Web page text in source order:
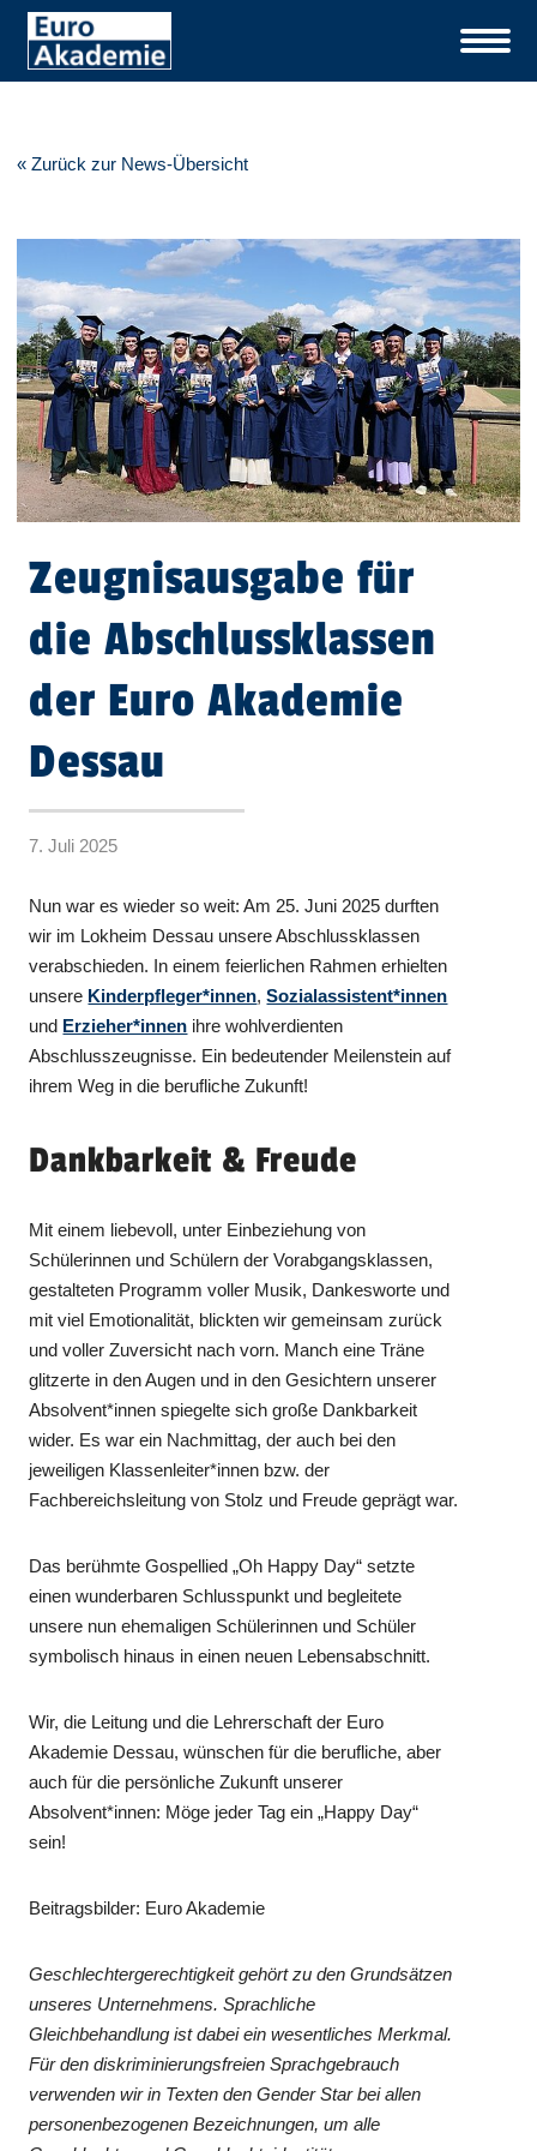
« Zurück zur News-Übersicht
Zeugnisausgabe für
die Abschlussklassen
der Euro Akademie
Dessau
7. Juli 2025
Nun war es wieder so weit: Am 25. Juni 2025 durften
wir im Lokheim Dessau unsere Abschlussklassen
verabschieden. In einem feierlichen Rahmen erhielten
unsere Kinderpfleger*innen,Sozialassistent*innen
und Erzieher*innen ihre wohlverdienten
Abschlusszeugnisse. Ein bedeutender Meilenstein auf
ihrem Weg in die berufliche Zukunft!
Dankbarkeit & Freude
Mit einem liebevoll, unter Einbeziehung von
Schülerinnen und Schülern der Vorabgangsklassen,
gestalteten Programm voller Musik, Dankesworte und
mit viel Emotionalität, blickten wir gemeinsam zurück
und voller Zuversicht nach vorn. Manch eine Träne
glitzerte in den Augen und in den Gesichtern unserer
Absolvent*innen spiegelte sich große Dankbarkeit
wider. Es war ein Nachmittag, der auch bei den
jeweiligen Klassenleiter*innen bzw. der
Fachbereichsleitung von Stolz und Freude geprägt war.
Das berühmte Gospellied „Oh Happy Day“ setzte
einen wunderbaren Schlusspunkt und begleitete
unsere nun ehemaligen Schülerinnen und Schüler
symbolisch hinaus in einen neuen Lebensabschnitt.
Wir, die Leitung und die Lehrerschaft der Euro
Akademie Dessau, wünschen für die berufliche, aber
auch für die persönliche Zukunft unserer
Absolvent*innen: Möge jeder Tag ein „Happy Day“
sein!
Beitragsbilder: Euro Akademie
Geschlechtergerechtigkeit gehört zu den Grundsätzen
unseres Unternehmens. Sprachliche
Gleichbehandlung ist dabei ein wesentliches Merkmal.
Für den diskriminierungsfreien Sprachgebrauch
verwenden wir in Texten den Gender Star bei allen
personenbezogenen Bezeichnungen, um alle